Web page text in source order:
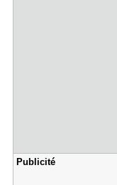
Publicité